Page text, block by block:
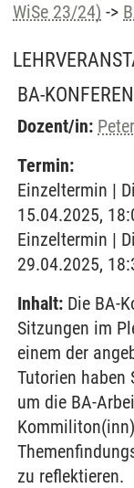
WiSe 23/24) ->
BA-
Dozent/in:
Termin:
Einzeltermin |
15.04.2025,
Einzeltermin |
29.04.2025,
Inhalt: Die BA-
Sitzungen im
einem der
Tutorien haben
um die BA-
zu reflektieren.